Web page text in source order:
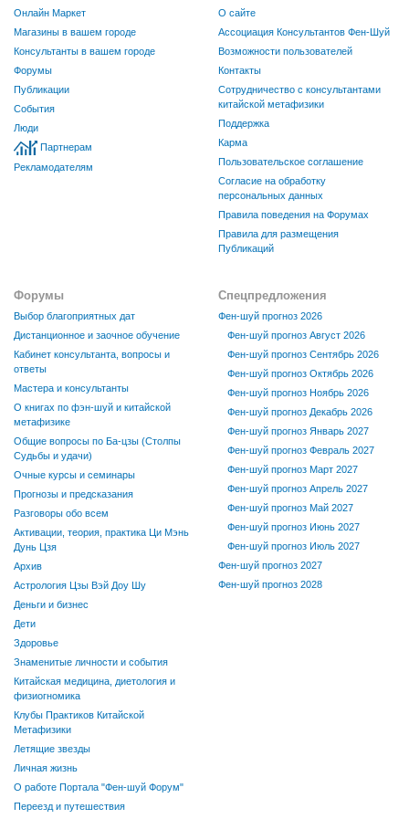
Онлайн Маркет
Магазины в вашем городе
Консультанты в вашем городе
Форумы
Публикации
События
Люди
Партнерам
Рекламодателям
О сайте
Ассоциация Консультантов Фен-Шуй
Возможности пользователей
Контакты
Сотрудничество с консультантами
китайской метафизики
Поддержка
Карма
Пользовательское соглашение
Согласие на обработку
персональных данных
Правила поведения на Форумах
Правила для размещения
Публикаций
Форумы
Выбор благоприятных дат
Дистанционное и заочное обучение
Кабинет консультанта, вопросы и
ответы
Мастера и консультанты
О книгах по фэн-шуй и китайской
метафизике
Общие вопросы по Ба-цзы (Столпы
Судьбы и удачи)
Очные курсы и семинары
Прогнозы и предсказания
Разговоры обо всем
Активации, теория, практика Ци Мэнь
Дунь Цзя
Архив
Астрология Цзы Вэй Доу Шу
Деньги и бизнес
Дети
Здоровье
Знаменитые личности и события
Китайская медицина, диетология и
физиогномика
Клубы Практиков Китайской
Метафизики
Летящие звезды
Личная жизнь
О работе Портала "Фен-шуй Форум"
Переезд и путешествия
Спецпредложения
Фен-шуй прогноз 2026
Фен-шуй прогноз Август 2026
Фен-шуй прогноз Сентябрь 2026
Фен-шуй прогноз Октябрь 2026
Фен-шуй прогноз Ноябрь 2026
Фен-шуй прогноз Декабрь 2026
Фен-шуй прогноз Январь 2027
Фен-шуй прогноз Февраль 2027
Фен-шуй прогноз Март 2027
Фен-шуй прогноз Апрель 2027
Фен-шуй прогноз Май 2027
Фен-шуй прогноз Июнь 2027
Фен-шуй прогноз Июль 2027
Фен-шуй прогноз 2027
Фен-шуй прогноз 2028